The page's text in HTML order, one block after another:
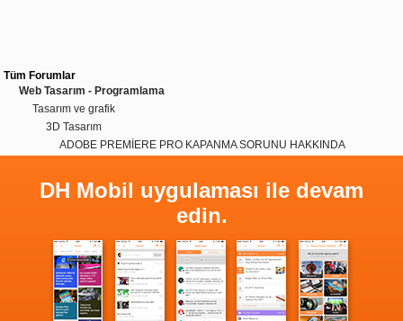
Tüm Forumlar
Web Tasarım - Programlama
Tasarım ve grafik
3D Tasarım
ADOBE PREMİERE PRO KAPANMA SORUNU HAKKINDA
DH Mobil uygulaması ile devam
edin.